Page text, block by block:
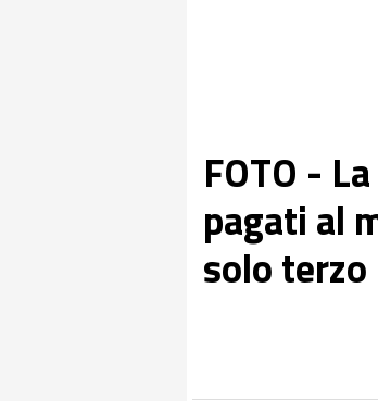
FOTO -
pagati al
solo terzo